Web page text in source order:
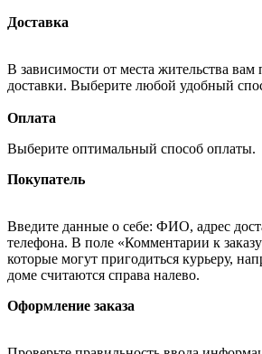
Доставка
В зависимости от места жительства
доставки. Выберите любой удобный
Оплата
Выберите оптимальный способ оплаты.
Покупатель
Введите данные о себе: ФИО, адрес
телефона. В поле «Комментарии к
которые могут пригодиться курьеру,
доме считаются справа налево.
Оформление заказа